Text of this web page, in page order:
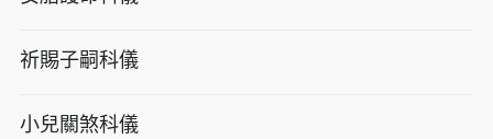
祈賜子嗣科儀
小兒關煞科儀